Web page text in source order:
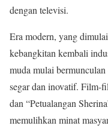
dengan televisi.
Era modern, yang
kebangkitan kembali
muda mulai
segar dan inovatif. Film-
dan “Petualangan
memulihkan minat